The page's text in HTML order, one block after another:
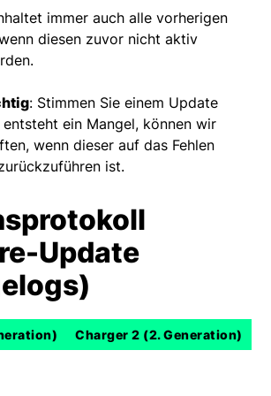
immer auch alle vorherigen
diesen zuvor nicht aktiv
: Stimmen Sie einem Update
ein Mangel, können wir
wenn dieser auf das Fehlen
ist.
Update
Charger 2 (2. Generation)